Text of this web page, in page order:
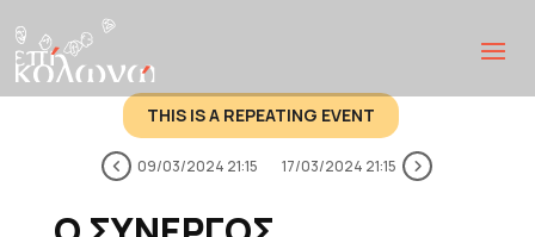
THIS IS A REPEATING EVENT
09/03/2024 21:15 17/03/2024 21:15